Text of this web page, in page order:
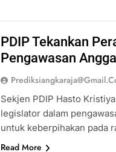
PDIP Tekankan
Pengawasan
Sekjen PDIP Hasto
legislator dalam
untuk keberpihakan pada
Read More